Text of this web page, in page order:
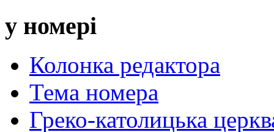
у номері
Колонка редактора
Тема номера
Греко-католицька